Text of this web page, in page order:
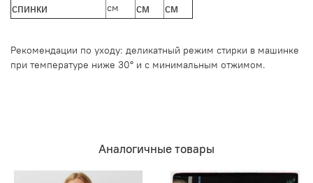
спинки
см
см
см
Рекомендации по уходу: деликатный режим стирки в машинке
при температуре ниже 30° и с минимальным отжимом.
Аналогичные товары